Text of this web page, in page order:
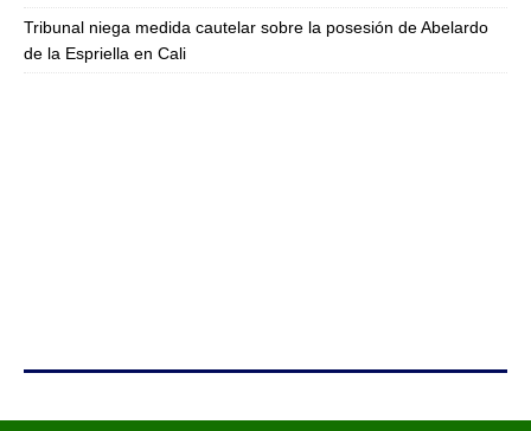
Tribunal niega medida cautelar sobre la posesión de Abelardo
de la Espriella en Cali